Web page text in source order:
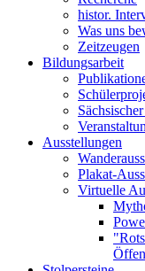
histor.
Was uns
Zeitzeugen
Bildungsarbeit
Ausstellungen
Plakat-
Virtuelle